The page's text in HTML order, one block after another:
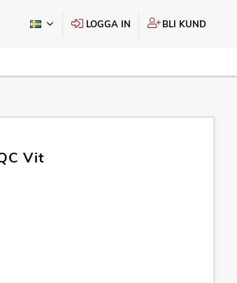
LOGGA IN BLI KUND
Vit